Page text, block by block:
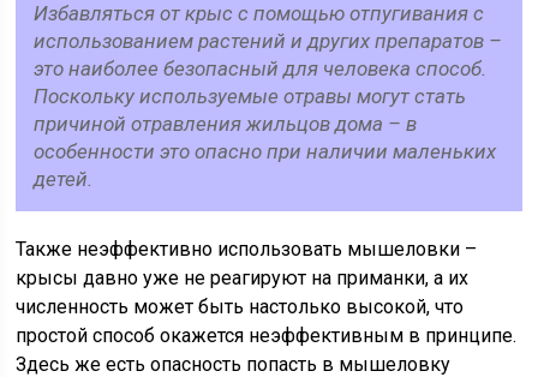
Избавляться от крыс с помощью отпугивания с
использованием растений и других препаратов –
это наиболее безопасный для человека способ.
Поскольку используемые отравы могут стать
причиной отравления жильцов дома – в
особенности это опасно при наличии маленьких
детей.
Также неэффективно использовать мышеловки –
крысы давно уже не реагируют на приманки, а их
численность может быть настолько высокой, что
простой способ окажется неэффективным в принципе.
Здесь же есть опасность попасть в мышеловку